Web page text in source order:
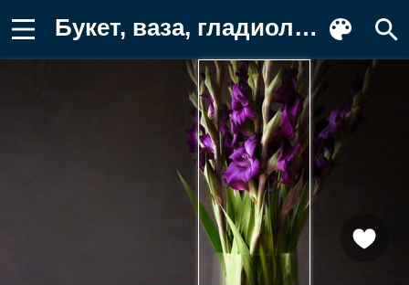
Букет, ваза, гладиолусы, фиолетовые Фото